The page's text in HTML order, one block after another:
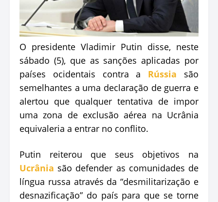
O presidente Vladimir Putin disse, neste
sábado (5), que as sanções aplicadas por
países ocidentais contra a Rússia são
semelhantes a uma declaração de guerra e
alertou que qualquer tentativa de impor
uma zona de exclusão aérea na Ucrânia
equivaleria a entrar no conflito.
Putin reiterou que seus objetivos na
Ucrânia são defender as comunidades de
língua russa através da “desmilitarização e
desnazificação” do país para que se torne